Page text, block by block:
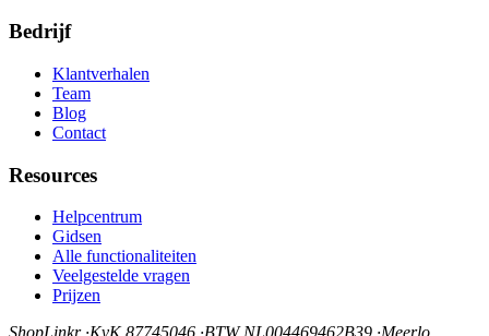
Bedrijf
Klantverhalen
Team
Blog
Contact
Resources
Helpcentrum
Gidsen
Alle functionaliteiten
Veelgestelde vragen
Prijzen